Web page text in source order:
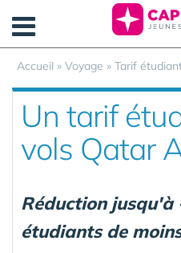
Accueil » Voyage » Tarif
Un tarif
vols Qatar
Réduction jusqu'à
étudiants de
Panneau de gestion des